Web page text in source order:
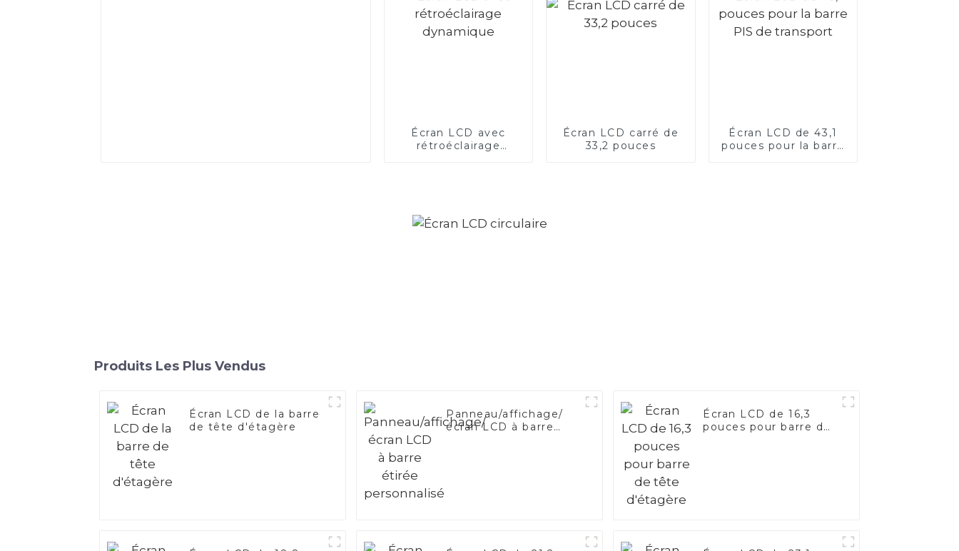
Écran LCD avec
rétroéclairage
Écran LCD carré de
33,2 pouces
Écran LCD de 43,1
pouces pour la barre
Produits Les Plus Vendus
Écran LCD de la barre
de tête d'étagère
Panneau/affichage/
écran LCD à barre
Écran LCD de 16,3
pouces pour barre de